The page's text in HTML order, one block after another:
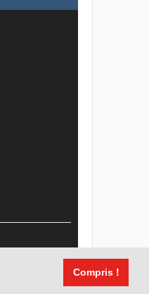
Compris !